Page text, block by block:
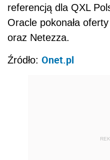
referencją dla QXL
Oracle pokonała
oraz Netezza.
Źródło: Onet.pl